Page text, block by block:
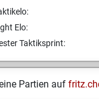
Elo:
Taktiksprint:
Partien auf